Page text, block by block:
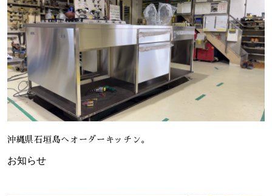
沖縄県石垣島へオーダーキッチン。
お知らせ